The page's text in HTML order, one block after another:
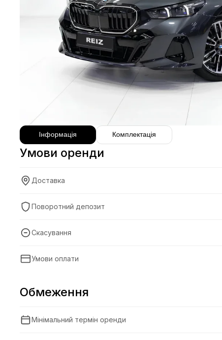
Інформація Комплектація
Умови оренди
Доставка
Поворотний депозит
Скасування
Умови оплати
Обмеження
Мінімальний термін оренди